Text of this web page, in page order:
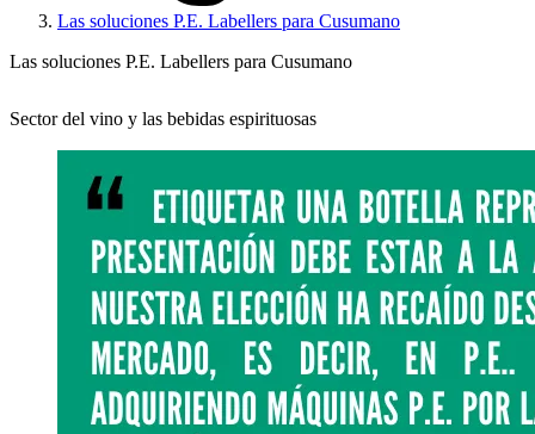
Las soluciones P.E. Labellers para Cusumano
Las soluciones P.E. Labellers para Cusumano
Sector del vino y las bebidas espirituosas